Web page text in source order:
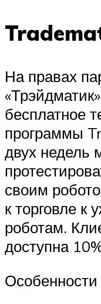
На правах
бесплатное
программы
двух недель
своим
к торговле
роботам.
доступна